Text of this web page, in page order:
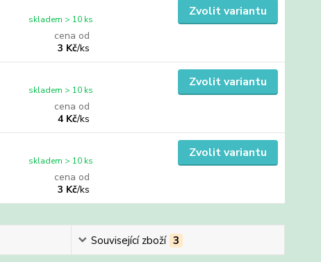
cena od
3 Kč/ks
skladem > 10 ks
Zvolit variantu
cena od
4 Kč/ks
skladem > 10 ks
Zvolit variantu
cena od
3 Kč/ks
skladem > 10 ks
Zvolit variantu
Související zboží 3